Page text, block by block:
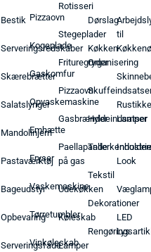
Bestik
Serveringsredskaber
Skærebrætter
Salatslynger
Mandolinjern
Pastaværktøj
Bageudstyr
Opbevaring
Serveringsfade
Pizzaovn
Kogeplade
Gaskomfur
Opvaskemaskine
Emhætte
Fryser
Vaskemaskine
Tørretumbler
Vinkøleskab
Rotisseri
Stegeplader
Frituregryder
Pizzaovn
Gasbrænder
Paellapande
på gas
Udekøkken
Køleskab
Lamper
Dørslag
Køkken
Organisering
Hyldeindsatser
Tekstil
Dekorationer
til
Rustikke
Lamper
Look
LED
Lys